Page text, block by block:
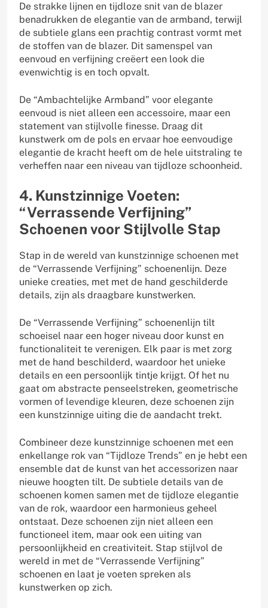
De strakke lijnen en tijdloze snit van de blazer
benadrukken de elegantie van de armband, terwijl
de subtiele glans een prachtig contrast vormt met
de stoffen van de blazer. Dit samenspel van
eenvoud en verfijning creëert een look die
evenwichtig is en toch opvalt.
De “Ambachtelijke Armband” voor elegante
eenvoud is niet alleen een accessoire, maar een
statement van stijlvolle finesse. Draag dit
kunstwerk om de pols en ervaar hoe eenvoudige
elegantie de kracht heeft om de hele uitstraling te
verheffen naar een niveau van tijdloze schoonheid.
4. Kunstzinnige Voeten:
“Verrassende Verfijning”
Schoenen voor Stijlvolle Stap
Stap in de wereld van kunstzinnige schoenen met
de “Verrassende Verfijning” schoenenlijn. Deze
unieke creaties, met met de hand geschilderde
details, zijn als draagbare kunstwerken.
De “Verrassende Verfijning” schoenenlijn tilt
schoeisel naar een hoger niveau door kunst en
functionaliteit te verenigen. Elk paar is met zorg
met de hand beschilderd, waardoor het unieke
details en een persoonlijk tintje krijgt. Of het nu
gaat om abstracte penseelstreken, geometrische
vormen of levendige kleuren, deze schoenen zijn
een kunstzinnige uiting die de aandacht trekt.
Combineer deze kunstzinnige schoenen met een
enkellange rok van “Tijdloze Trends” en je hebt een
ensemble dat de kunst van het accessorizen naar
nieuwe hoogten tilt. De subtiele details van de
schoenen komen samen met de tijdloze elegantie
van de rok, waardoor een harmonieus geheel
ontstaat. Deze schoenen zijn niet alleen een
functioneel item, maar ook een uiting van
persoonlijkheid en creativiteit. Stap stijlvol de
wereld in met de “Verrassende Verfijning”
schoenen en laat je voeten spreken als
kunstwerken op zich.